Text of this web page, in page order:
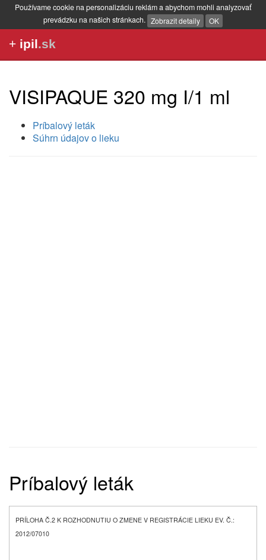
Používame cookie na personalizáciu reklám a abychom mohli analyzovať
prevádzku na našich stránkach. Zobrazit detaily OK
+ ipil.sk
VISIPAQUE 320 mg I/1 ml
Príbalový leták
Súhrn údajov o lieku
Príbalový leták
PRÍLOHA Č.2 K ROZHODNUTIU O ZMENE V REGISTRÁCIE LIEKU EV. Č.:
2012/07010